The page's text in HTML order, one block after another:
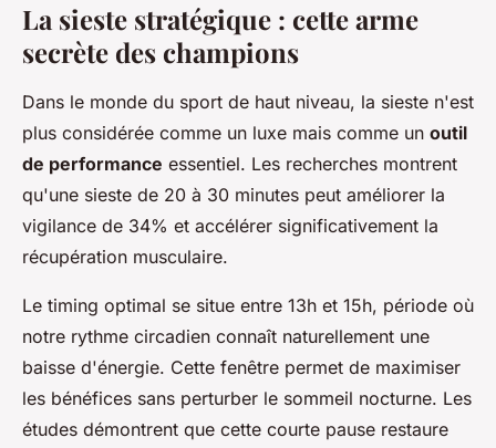
La sieste stratégique : cette arme
secrète des champions
Dans le monde du sport de haut niveau, la sieste n'est
plus considérée comme un luxe mais comme un outil
de performance essentiel. Les recherches montrent
qu'une sieste de 20 à 30 minutes peut améliorer la
vigilance de 34% et accélérer significativement la
récupération musculaire.
Le timing optimal se situe entre 13h et 15h, période où
notre rythme circadien connaît naturellement une
baisse d'énergie. Cette fenêtre permet de maximiser
les bénéfices sans perturber le sommeil nocturne. Les
études démontrent que cette courte pause restaure